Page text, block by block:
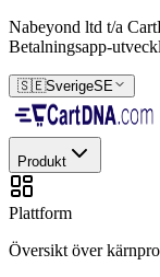
Nabeyond ltd t/a
Betalningsapp-
🇸🇪SverigeSE
Produkt
Plattform
Översikt över